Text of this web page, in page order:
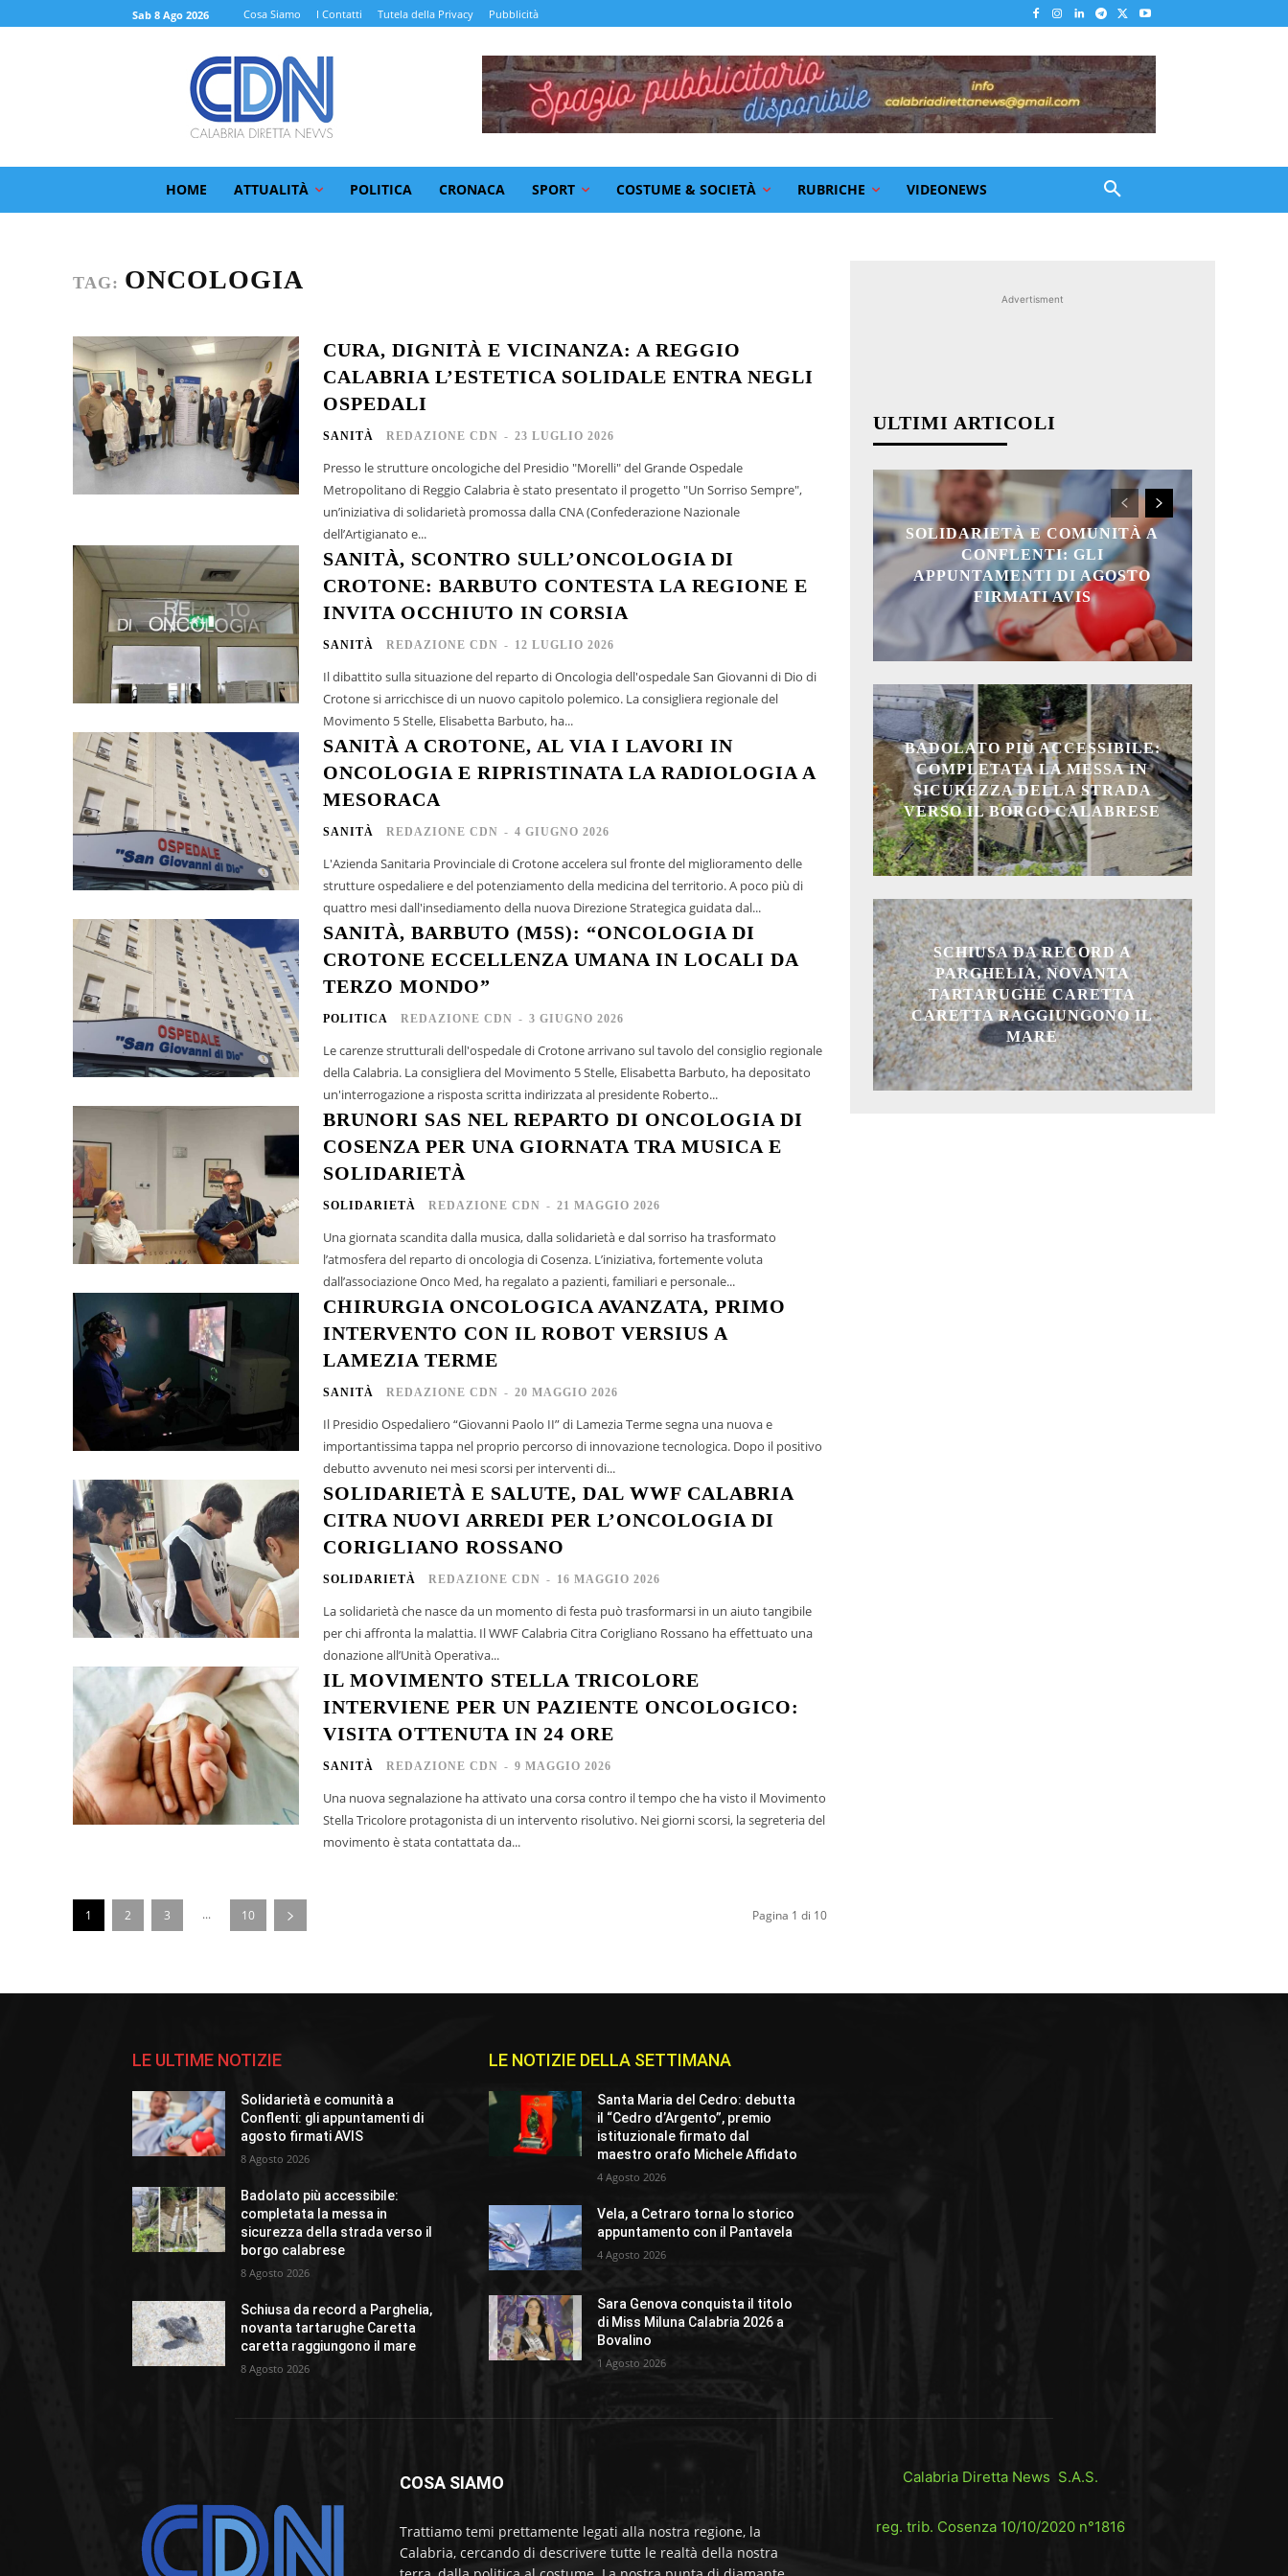
Sab 8 Ago 2026 Cosa Siamo I Contatti Tutela della Privacy Pubblicità
HOME ATTUALITÀ POLITICA CRONACA SPORT COSTUME & SOCIETÀ RUBRICHE VIDEONEWS
TAG: ONCOLOGIA
CURA, DIGNITÀ E VICINANZA: A REGGIO
CALABRIA L’ESTETICA SOLIDALE ENTRA NEGLI
OSPEDALI
SANITÀ REDAZIONE CDN - 23 LUGLIO 2026
Presso le strutture oncologiche del Presidio "Morelli" del Grande Ospedale
Metropolitano di Reggio Calabria è stato presentato il progetto "Un Sorriso Sempre",
un’iniziativa di solidarietà promossa dalla CNA (Confederazione Nazionale
dell’Artigianato e...
SANITÀ, SCONTRO SULL’ONCOLOGIA DI
CROTONE: BARBUTO CONTESTA LA REGIONE E
INVITA OCCHIUTO IN CORSIA
SANITÀ REDAZIONE CDN - 12 LUGLIO 2026
Il dibattito sulla situazione del reparto di Oncologia dell'ospedale San Giovanni di Dio di
Crotone si arricchisce di un nuovo capitolo polemico. La consigliera regionale del
Movimento 5 Stelle, Elisabetta Barbuto, ha...
SANITÀ A CROTONE, AL VIA I LAVORI IN
ONCOLOGIA E RIPRISTINATA LA RADIOLOGIA A
MESORACA
SANITÀ REDAZIONE CDN - 4 GIUGNO 2026
L'Azienda Sanitaria Provinciale di Crotone accelera sul fronte del miglioramento delle
strutture ospedaliere e del potenziamento della medicina del territorio. A poco più di
quattro mesi dall'insediamento della nuova Direzione Strategica guidata dal...
SANITÀ, BARBUTO (M5S): “ONCOLOGIA DI
CROTONE ECCELLENZA UMANA IN LOCALI DA
TERZO MONDO”
POLITICA REDAZIONE CDN - 3 GIUGNO 2026
Le carenze strutturali dell'ospedale di Crotone arrivano sul tavolo del consiglio regionale
della Calabria. La consigliera del Movimento 5 Stelle, Elisabetta Barbuto, ha depositato
un'interrogazione a risposta scritta indirizzata al presidente Roberto...
BRUNORI SAS NEL REPARTO DI ONCOLOGIA DI
COSENZA PER UNA GIORNATA TRA MUSICA E
SOLIDARIETÀ
SOLIDARIETÀ REDAZIONE CDN - 21 MAGGIO 2026
Una giornata scandita dalla musica, dalla solidarietà e dal sorriso ha trasformato
l’atmosfera del reparto di oncologia di Cosenza. L’iniziativa, fortemente voluta
dall’associazione Onco Med, ha regalato a pazienti, familiari e personale...
CHIRURGIA ONCOLOGICA AVANZATA, PRIMO
INTERVENTO CON IL ROBOT VERSIUS A
LAMEZIA TERME
SANITÀ REDAZIONE CDN - 20 MAGGIO 2026
Il Presidio Ospedaliero “Giovanni Paolo II” di Lamezia Terme segna una nuova e
importantissima tappa nel proprio percorso di innovazione tecnologica. Dopo il positivo
debutto avvenuto nei mesi scorsi per interventi di...
SOLIDARIETÀ E SALUTE, DAL WWF CALABRIA
CITRA NUOVI ARREDI PER L’ONCOLOGIA DI
CORIGLIANO ROSSANO
SOLIDARIETÀ REDAZIONE CDN - 16 MAGGIO 2026
La solidarietà che nasce da un momento di festa può trasformarsi in un aiuto tangibile
per chi affronta la malattia. Il WWF Calabria Citra Corigliano Rossano ha effettuato una
donazione all’Unità Operativa...
IL MOVIMENTO STELLA TRICOLORE
INTERVIENE PER UN PAZIENTE ONCOLOGICO:
VISITA OTTENUTA IN 24 ORE
SANITÀ REDAZIONE CDN - 9 MAGGIO 2026
Una nuova segnalazione ha attivato una corsa contro il tempo che ha visto il Movimento
Stella Tricolore protagonista di un intervento risolutivo. Nei giorni scorsi, la segreteria del
movimento è stata contattata da...
1 2 3 ... 10 Pagina 1 di 10
Advertisment
ULTIMI ARTICOLI
SOLIDARIETÀ E COMUNITÀ A
CONFLENTI: GLI
APPUNTAMENTI DI AGOSTO
FIRMATI AVIS
BADOLATO PIÙ ACCESSIBILE:
COMPLETATA LA MESSA IN
SICUREZZA DELLA STRADA
VERSO IL BORGO CALABRESE
SCHIUSA DA RECORD A
PARGHELIA, NOVANTA
TARTARUGHE CARETTA
CARETTA RAGGIUNGONO IL
MARE
LE ULTIME NOTIZIE
Solidarietà e comunità a
Conflenti: gli appuntamenti di
agosto firmati AVIS
8 Agosto 2026
Badolato più accessibile:
completata la messa in
sicurezza della strada verso il
borgo calabrese
8 Agosto 2026
Schiusa da record a Parghelia,
novanta tartarughe Caretta
caretta raggiungono il mare
8 Agosto 2026
LE NOTIZIE DELLA SETTIMANA
Santa Maria del Cedro: debutta
il “Cedro d’Argento”, premio
istituzionale firmato dal
maestro orafo Michele Affidato
4 Agosto 2026
Vela, a Cetraro torna lo storico
appuntamento con il Pantavela
4 Agosto 2026
Sara Genova conquista il titolo
di Miss Miluna Calabria 2026 a
Bovalino
1 Agosto 2026
COSA SIAMO
Trattiamo temi prettamente legati alla nostra regione, la
Calabria, cercando di descrivere tutte le realtà della nostra
Calabria Diretta News S.A.S.
reg. trib. Cosenza 10/10/2020 n°1816